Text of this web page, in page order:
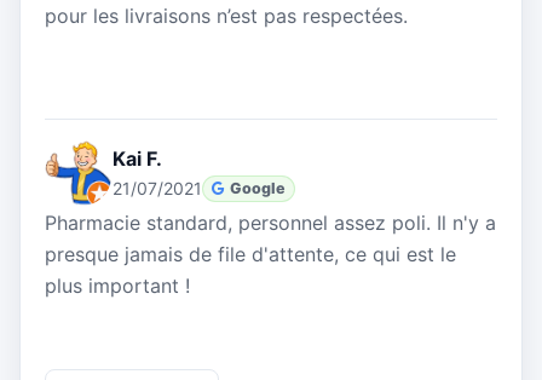
pour les livraisons n’est pas respectées.
Kai F.
21/07/2021 Google
Pharmacie standard, personnel assez poli. Il n'y a
presque jamais de file d'attente, ce qui est le
plus important !